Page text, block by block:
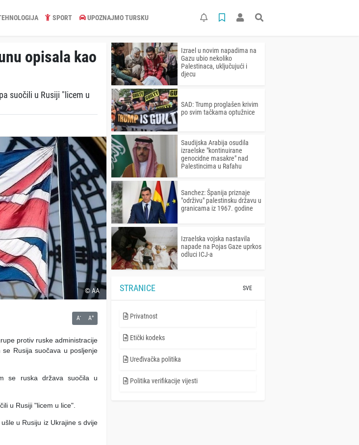
SPORT UPOZNAJMO TURSKU
opisala kao
suočili u Rusiji "licem u
© AA
A- A+
protiv ruske administracije
Rusija suočava u posljenje
se ruska država suočila u
u Rusiji "licem u lice".
u Rusiju iz Ukrajine s dvije
Izrael u novim napadima na
Gazu ubio nekoliko
Palestinaca, uključujući i
djecu
SAD: Trump proglašen krivim
po svim tačkama optužnice
Saudijska Arabija osudila
izraelske "kontinuirane
genocidne masakre" nad
Palestincima u Rafahu
Sanchez: Španija priznaje
"održivu" palestinsku državu u
granicama iz 1967. godine
Izraelska vojska nastavila
napade na Pojas Gaze uprkos
odluci ICJ-a
STRANICE SVE
Privatnost
Etički kodeks
Uređivačka politika
Politika verifikacije vijesti